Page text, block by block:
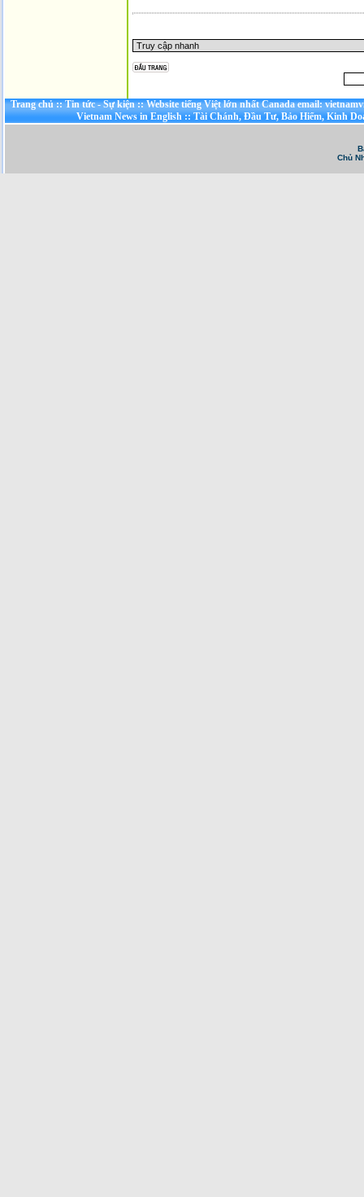
Trang chủ::Tin tức - Sự kiện::Website tiếng Việt lớn nhất Canada email:
Vietnam News in English::Tài Chánh, Đầu Tư, Bảo Hiểm, Kinh
Chủ